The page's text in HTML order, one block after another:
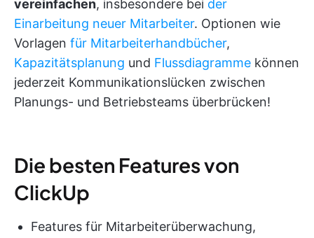
vereinfachen, insbesondere bei der
Einarbeitung neuer Mitarbeiter. Optionen wie
Vorlagen für Mitarbeiterhandbücher,
Kapazitätsplanung und Flussdiagramme können
jederzeit Kommunikationslücken zwischen
Planungs- und Betriebsteams überbrücken!
Die besten Features von
ClickUp
Features für Mitarbeiterüberwachung,